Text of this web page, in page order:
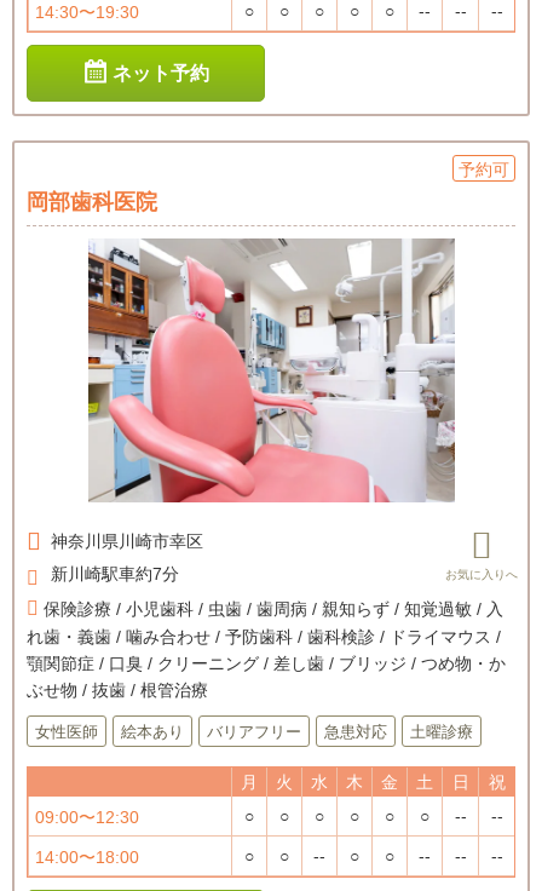
14:30〜19:30 ○ ○ ○ ○ ○ -- -- --
ネット予約
予約可
岡部歯科医院
神奈川県 川崎市幸区
新川崎駅車約7分
保険診療 / 小児歯科 / 虫歯 / 歯周病 / 親知らず / 知覚過敏 / 入
れ歯・義歯 / 噛み合わせ / 予防歯科 / 歯科検診 / ドライマウス /
顎関節症 / 口臭 / クリーニング / 差し歯 / ブリッジ / つめ物・か
ぶせ物 / 抜歯 / 根管治療
女性医師 絵本あり バリアフリー 急患対応 土曜診療
月 火 水 木 金 土 日
祝
09:00〜12:30
○ ○ ○ ○ ○ ○ -- --
14:00〜18:00 ○ ○ -- ○ ○ -- -- --